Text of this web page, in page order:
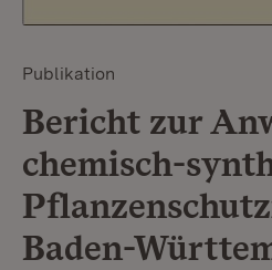
Publikation
Bericht zur
chemisch-
Baden-